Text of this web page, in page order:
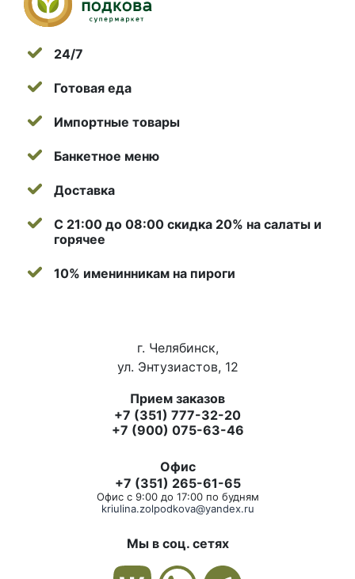
24/7
Готовая еда
Импортные товары
Банкетное меню
Доставка
С 21:00 до 08:00 скидка 20% на салаты и
горячее
10% именинникам на пироги
г. Челябинск,
ул. Энтузиастов, 12
Прием заказов
+7 (351) 777-32-20
+7 (900) 075-63-46
Офис
+7 (351) 265-61-65
Офис с 9:00 до 17:00 по будням
kriulina.zolpodkova@yandex.ru
Мы в соц. сетях